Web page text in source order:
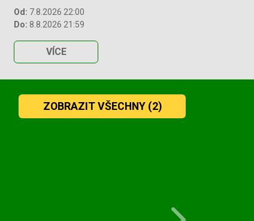
Od: 7.8.2026 22:00
Do: 8.8.2026 21:59
VÍCE
ZOBRAZIT VŠECHNY(2)